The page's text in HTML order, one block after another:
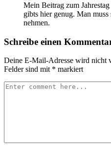
Mein Beitrag zum
gibts hier genug. Man
nehmen.
Schreibe einen
Deine E-Mail-Adresse wird nicht
Felder sind mit * markiert